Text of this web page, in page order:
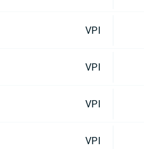
VPI
VPI
VPI
VPI